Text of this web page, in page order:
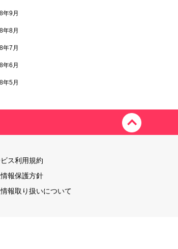
年9月
年8月
年7月
年6月
年5月
ス利用規約
報保護方針
報取り扱いについて